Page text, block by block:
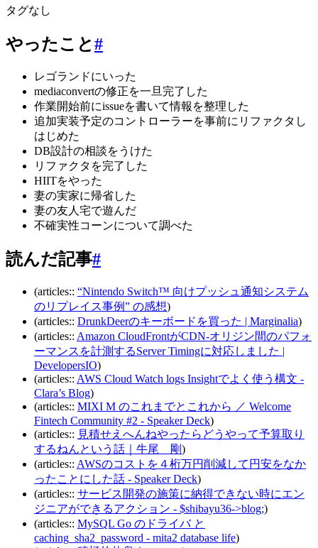
タグなし
やったこと#
レゴランドにいった
mediaconvertの修正を一旦完了した
作業開始前にissueを書いて情報を整理した
追加実装予定のコントローラーを事前にリファクタし
はじめた
DB設計の相談をうけた
リファクタを完了した
HIITをやった
妻の実家に帰省した
妻の友人宅で遊んだ
不確実性コーンについて調べた
読んだ記事#
(articles:: “Nintendo Switch™ 向けプッシュ通知システム
のリプレイス事例” の感想)
(articles:: DrunkDeerのキーボードを買った | Marginalia)
(articles:: Amazon CloudFrontがCDN-オリジン間のパフォ
ーマンスを計測するServer Timingに対応しました |
DevelopersIO)
(articles:: AWS Cloud Watch logs Insightでよく使う構文 -
Clara’s Blog)
(articles:: MIXI M のこれまでとこれから ／ Welcome
Fintech Community #2 - Speaker Deck)
(articles:: 見積せえへんねやったらどうやって予算取り
するねんという話｜牛尾 剛)
(articles:: AWSのコストを４桁万円削減して円安をなか
ったことにした話 - Speaker Deck)
(articles:: サービス開発の施策に納得できない時にエン
ジニアができるアクション - $shibayu36->blog;)
(articles:: MySQL Go のドライバ と
caching_sha2_password - mita2 database life)